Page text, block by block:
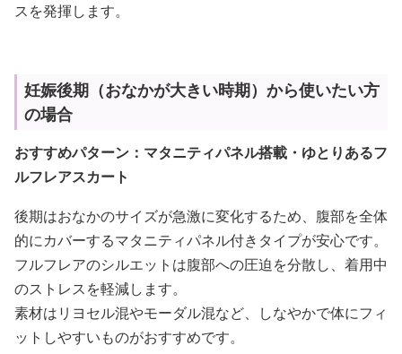
スを発揮します。
妊娠後期（おなかが大きい時期）から使いたい方
の場合
おすすめパターン：マタニティパネル搭載・ゆとりあるフ
ルフレアスカート
後期はおなかのサイズが急激に変化するため、腹部を全体
的にカバーするマタニティパネル付きタイプが安心です。
フルフレアのシルエットは腹部への圧迫を分散し、着用中
のストレスを軽減します。
素材はリヨセル混やモーダル混など、しなやかで体にフィ
ットしやすいものがおすすめです。